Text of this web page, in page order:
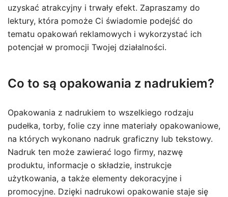
uzyskać atrakcyjny i trwały efekt. Zapraszamy do
lektury, która pomoże Ci świadomie podejść do
tematu opakowań reklamowych i wykorzystać ich
potencjał w promocji Twojej działalności.
Co to są opakowania z nadrukiem?
Opakowania z nadrukiem to wszelkiego rodzaju
pudełka, torby, folie czy inne materiały opakowaniowe,
na których wykonano nadruk graficzny lub tekstowy.
Nadruk ten może zawierać logo firmy, nazwę
produktu, informacje o składzie, instrukcje
użytkowania, a także elementy dekoracyjne i
promocyjne. Dzięki nadrukowi opakowanie staje się